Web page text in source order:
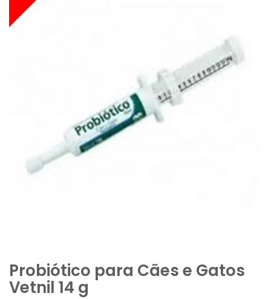
Probiótico para Cães e Gatos
Vetnil 14 g